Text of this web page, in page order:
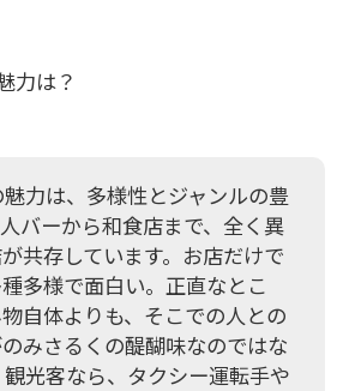
力は？
力は、多様性とジャンルの豊
バーから和食店まで、全く異
共存しています。お店だけで
多様で面白い。正直なとこ
自体よりも、そこでの人との
みさるくの醍醐味なのではな
観光客なら、タクシー運転手や